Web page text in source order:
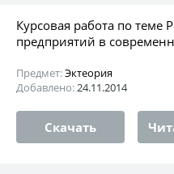
Курсовая работа по
предприятий в
Предмет:Эктеория
Добавлено:24.11.2014
Скачать